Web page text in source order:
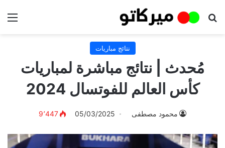
بحث عن
نتائج مباريات
مُحدث | نتائج مباشرة لمباريات
كأس العالم للفوتسال 2024
محمود مصطفى 05/03/2025 9٬447